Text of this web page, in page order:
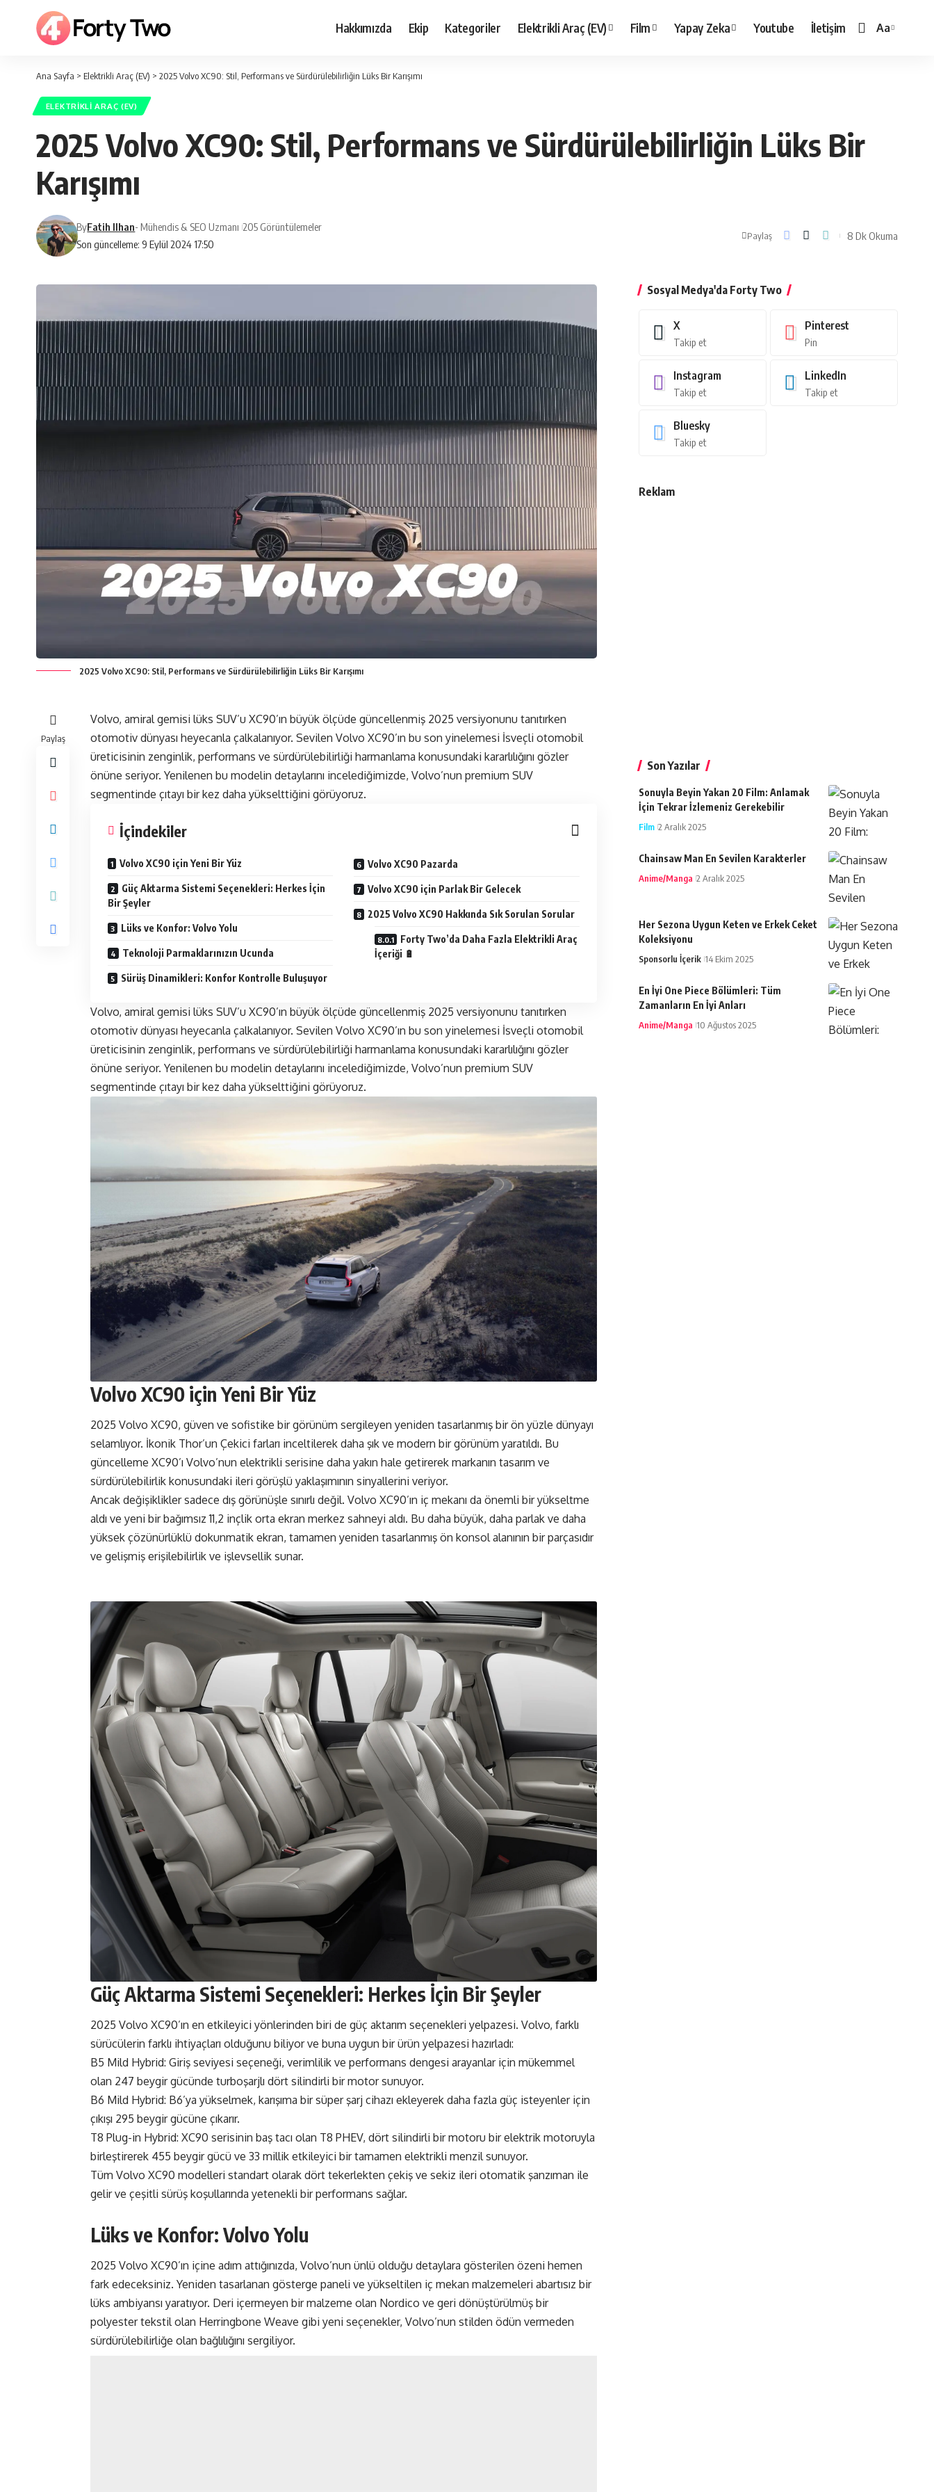
Hakkımızda Ekip Kategoriler Elektrikli Araç (EV) Film Yapay Zeka Youtube İletişim
Yazı
Aa
Ana Sayfa > Elektrikli Araç (EV) > 2025 Volvo XC90: Stil, Performans ve Sürdürülebilirliğin Lüks Bir Karışımı
ELEKTRIKLI ARAÇ (EV)
2025 Volvo XC90: Stil, Performans ve Sürdürülebilirliğin Lüks Bir
Karışımı
Son güncelleme: 9 Eylül 2024 17:50
ByFatih Ilhan- Mühendis & SEO Uzmanı 205 Görüntülemeler
Paylaş 8 Dk Okuma
2025 Volvo XC90: Stil, Performans ve Sürdürülebilirliğin Lüks Bir Karışımı
Paylaş
Volvo, amiral gemisi lüks SUV’u XC90’ın büyük ölçüde güncellenmiş 2025 versiyonunu tanıtırken
otomotiv dünyası heyecanla çalkalanıyor. Sevilen Volvo XC90’ın bu son yinelemesi İsveçli otomobil
üreticisinin zenginlik, performans ve sürdürülebilirliği harmanlama konusundaki kararlılığını gözler
önüne seriyor. Yenilenen bu modelin detaylarını incelediğimizde, Volvo’nun premium SUV
segmentinde çıtayı bir kez daha yükselttiğini görüyoruz.
İçindekiler
Volvo XC90 için Yeni Bir Yüz
Güç Aktarma Sistemi Seçenekleri: Herkes İçin
Bir Şeyler
Lüks ve Konfor: Volvo Yolu
Teknoloji Parmaklarınızın Ucunda
Sürüş Dinamikleri: Konfor Kontrolle Buluşuyor
Volvo XC90 Pazarda
Volvo XC90 için Parlak Bir Gelecek
2025 Volvo XC90 Hakkında Sık Sorulan Sorular
Forty Two’da Daha Fazla Elektrikli Araç
İçeriği 🔋
Volvo, amiral gemisi lüks SUV’u XC90’ın büyük ölçüde güncellenmiş 2025 versiyonunu tanıtırken
otomotiv dünyası heyecanla çalkalanıyor. Sevilen Volvo XC90’ın bu son yinelemesi İsveçli otomobil
üreticisinin zenginlik, performans ve sürdürülebilirliği harmanlama konusundaki kararlılığını gözler
önüne seriyor. Yenilenen bu modelin detaylarını incelediğimizde, Volvo’nun premium SUV
segmentinde çıtayı bir kez daha yükselttiğini görüyoruz.
Volvo XC90 için Yeni Bir Yüz
2025 Volvo XC90, güven ve sofistike bir görünüm sergileyen yeniden tasarlanmış bir ön yüzle dünyayı
selamlıyor. İkonik Thor’un Çekici farları inceltilerek daha şık ve modern bir görünüm yaratıldı. Bu
güncelleme XC90’ı Volvo’nun elektrikli serisine daha yakın hale getirerek markanın tasarım ve
sürdürülebilirlik konusundaki ileri görüşlü yaklaşımının sinyallerini veriyor.
Ancak değişiklikler sadece dış görünüşle sınırlı değil. Volvo XC90’ın iç mekanı da önemli bir yükseltme
aldı ve yeni bir bağımsız 11,2 inçlik orta ekran merkez sahneyi aldı. Bu daha büyük, daha parlak ve daha
yüksek çözünürlüklü dokunmatik ekran, tamamen yeniden tasarlanmış ön konsol alanının bir parçasıdır
ve gelişmiş erişilebilirlik ve işlevsellik sunar.
Güç Aktarma Sistemi Seçenekleri: Herkes İçin Bir Şeyler
2025 Volvo XC90’ın en etkileyici yönlerinden biri de güç aktarım seçenekleri yelpazesi. Volvo, farklı
sürücülerin farklı ihtiyaçları olduğunu biliyor ve buna uygun bir ürün yelpazesi hazırladı:
B5 Mild Hybrid: Giriş seviyesi seçeneği, verimlilik ve performans dengesi arayanlar için mükemmel
olan 247 beygir gücünde turboşarjlı dört silindirli bir motor sunuyor.
B6 Mild Hybrid: B6’ya yükselmek, karışıma bir süper şarj cihazı ekleyerek daha fazla güç isteyenler için
çıkışı 295 beygir gücüne çıkarır.
T8 Plug-in Hybrid: XC90 serisinin baş tacı olan T8 PHEV, dört silindirli bir motoru bir elektrik motoruyla
birleştirerek 455 beygir gücü ve 33 millik etkileyici bir tamamen elektrikli menzil sunuyor.
Tüm Volvo XC90 modelleri standart olarak dört tekerlekten çekiş ve sekiz ileri otomatik şanzıman ile
gelir ve çeşitli sürüş koşullarında yetenekli bir performans sağlar.
Lüks ve Konfor: Volvo Yolu
2025 Volvo XC90’ın içine adım attığınızda, Volvo’nun ünlü olduğu detaylara gösterilen özeni hemen
fark edeceksiniz. Yeniden tasarlanan gösterge paneli ve yükseltilen iç mekan malzemeleri abartısız bir
lüks ambiyansı yaratıyor. Deri içermeyen bir malzeme olan Nordico ve geri dönüştürülmüş bir
polyester tekstil olan Herringbone Weave gibi yeni seçenekler, Volvo’nun stilden ödün vermeden
sürdürülebilirliğe olan bağlılığını sergiliyor.
Sosyal Medya'da Forty Two
X
Takip et
Pinterest
Pin
Instagram
Takip et
LinkedIn
Takip et
Bluesky
Takip et
Reklam
Son Yazılar
Sonuyla Beyin Yakan 20 Film: Anlamak
İçin Tekrar İzlemeniz Gerekebilir
Film 2 Aralık 2025
Chainsaw Man En Sevilen Karakterler
Anime/Manga 2 Aralık 2025
Her Sezona Uygun Keten ve Erkek Ceket
Koleksiyonu
Sponsorlu İçerik 14 Ekim 2025
En İyi One Piece Bölümleri: Tüm
Zamanların En İyi Anları
Anime/Manga 10 Ağustos 2025